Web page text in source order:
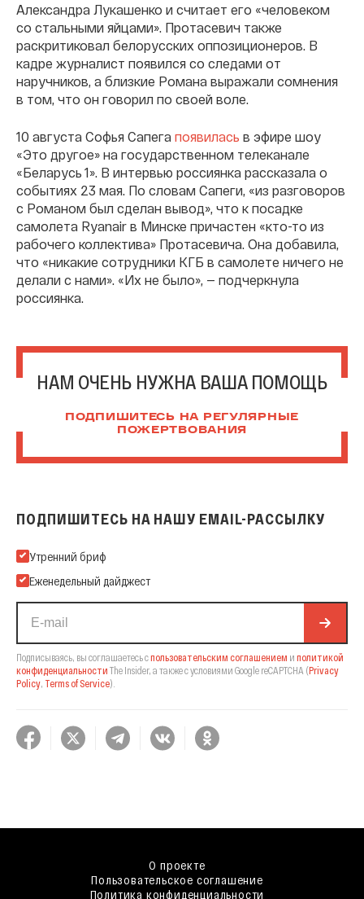
Александра Лукашенко и считает его «человеком
со стальными яйцами». Протасевич также
раскритиковал белорусских оппозиционеров. В
кадре журналист появился со следами от
наручников, а близкие Романа выражали сомнения
в том, что он говорил по своей воле.
10 августа Софья Сапега появилась в эфире шоу
«Это другое» на государственном телеканале
«Беларусь 1». В интервью россиянка рассказала о
событиях 23 мая. По словам Сапеги, «из разговоров
с Романом был сделан вывод», что к посадке
самолета Ryanair в Минске причастен «кто-то из
рабочего коллектива» Протасевича. Она добавила,
что «никакие сотрудники КГБ в самолете ничего не
делали с нами». «Их не было», — подчеркнула
россиянка.
НАМ ОЧЕНЬ НУЖНА ВАША ПОМОЩЬ
ПОДПИШИТЕСЬ НА РЕГУЛЯРНЫЕ
ПОЖЕРТВОВАНИЯ
ПОДПИШИТЕСЬ НА НАШУ EMAIL-РАССЫЛКУ
Подпишитесь на нашу Email-рассылку
Утренний бриф
Еженедельный дайджест
Подписываясь, вы соглашаетесь спользовательским соглашением и политикой
конфиденциальности The Insider, а также с условиями Google reCAPTCHA (Privacy
Policy Terms of Service).
О проекте
Пользовательское соглашение
Политика конфиденциальности